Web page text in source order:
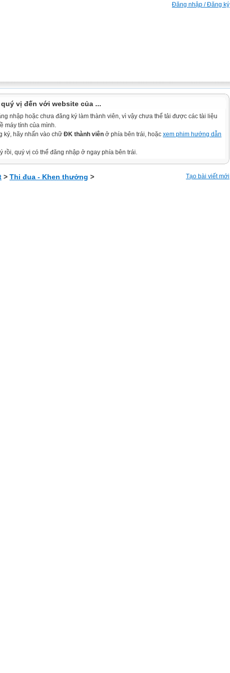
Đăng nhập / Đăng ký
vị đến với website của ...
nhập hoặc chưa đăng ký làm thành viên, vì vậy chưa thể tải được các tài liệu
máy tính của mình.
ký, hãy nhấn vào chữ ĐK thành viên ở phía bên trái, hoặc xem phim hướng dẫn
rồi, quý vị có thể đăng nhập ở ngay phía bên trái.
> Thi đua - Khen thưởng > Tạo bài viết mới